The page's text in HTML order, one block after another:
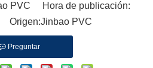
PVC Hora de publicación:
Origen:Jinbao PVC
Preguntar